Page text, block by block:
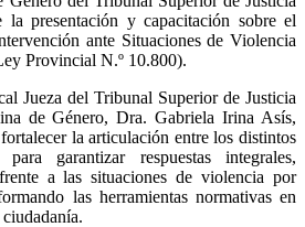
presentación y capacitación sobre el
ante Situaciones de Violencia
Provincial N.º 10.800).
Jueza del Tribunal Superior de Justicia
de Género, Dra. Gabriela Irina Asís,
la articulación entre los distintos
garantizar respuestas integrales,
a las situaciones de violencia por
las herramientas normativas en